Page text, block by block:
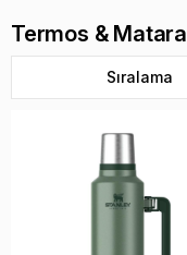
Termos & Matara
Sıralama